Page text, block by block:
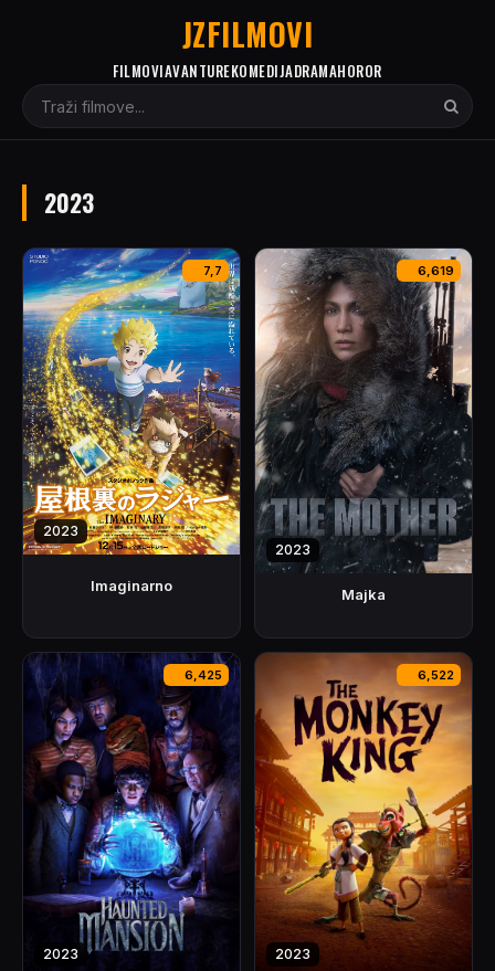
JZFILMOVI
FILMOVIAVANTUREKOMEDIJADRAMAHOROR
2023
7,7
2023
Imaginarno
6,619
2023
Majka
6,425
2023
6,522
2023